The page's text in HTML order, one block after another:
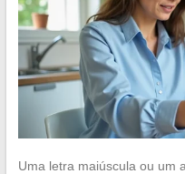
Uma letra maiúscula ou um